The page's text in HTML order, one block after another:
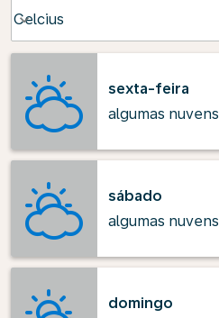
Celcius
keyboard_arrow_down
sexta-feira
algumas nuvens
sábado
algumas nuvens
domingo